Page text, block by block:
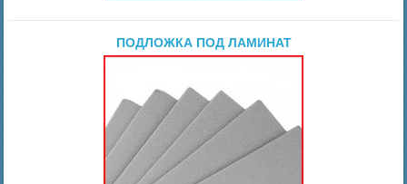
ПОДЛОЖКА ПОД ЛАМИНАТ